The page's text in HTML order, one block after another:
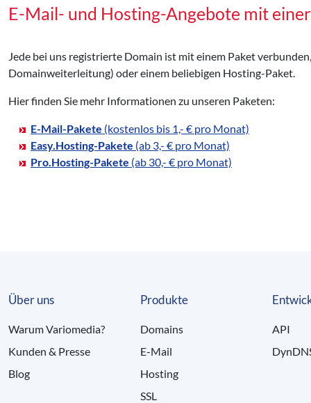
E-Mail- und Hosting-Angebote mit
Jede bei uns registrierte Domain ist mit einem Paket
Domainweiterleitung) oder einem beliebigen Hosting-Paket.
Hier finden Sie mehr Informationen zu unseren Paketen:
E-Mail-Pakete (kostenlos bis 1,- € pro Monat)
Easy.Hosting-Pakete (ab 3,- € pro Monat)
Pro.Hosting-Pakete (ab 30,- € pro Monat)
Über uns
Warum Variomedia?
Kunden & Presse
Blog
Produkte
Domains
E-Mail
Hosting
SSL
API